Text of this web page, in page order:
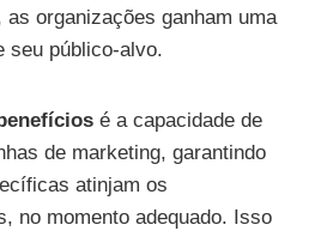
organizações ganham uma
seu público-alvo.
é a capacidade de
de marketing, garantindo
atinjam os
no momento adequado. Isso